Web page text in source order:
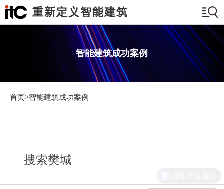
重新定义智能建筑
智能建筑成功案例
首页>智能建筑成功案例
搜索樊城